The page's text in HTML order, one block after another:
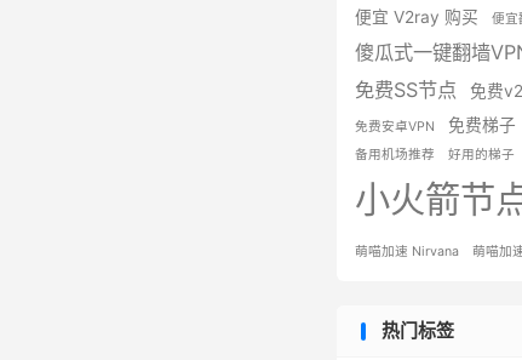
便宜 V2ray 购买 便宜
傻瓜式一键翻墙
免费SS节点
免费
免费安卓VPN 免费梯子
备用机场推荐 好用的梯子
小火箭节
萌喵加速 Nirvana 萌喵加
热门标签